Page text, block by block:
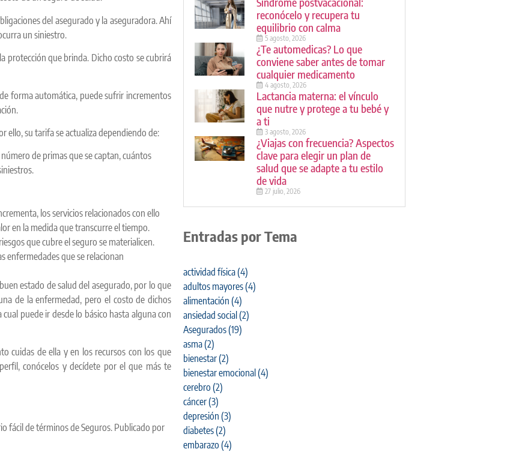
del asegurado y la aseguradora. Ahí
un siniestro.
protección que brinda. Dicho costo se cubrirá
forma automática, puede sufrir incrementos
ello, su tarifa se actualiza dependiendo de:
de primas que se captan, cuántos
los servicios relacionados con ello
en la medida que transcurre el tiempo.
que cubre el seguro se materialicen.
enfermedades que se relacionan
estado de salud del asegurado, por lo que
de la enfermedad, pero el costo de dichos
puede ir desde lo básico hasta alguna con
cuidas de ella y en los recursos con los que
conócelos y decídete por el que más te
fácil de términos de Seguros. Publicado por
reconócelo y recupera tu
equilibrio con calma
5 agosto, 2026
¿Te automedicas? Lo que
conviene saber antes de tomar
cualquier medicamento
4 agosto, 2026
Lactancia materna: el vínculo
que nutre y protege a tu bebé y
a ti
3 agosto, 2026
¿Viajas con frecuencia? Aspectos
clave para elegir un plan de
salud que se adapte a tu estilo
de vida
27 julio, 2026
Entradas por Tema
actividad física(4)
adultos mayores(4)
alimentación (4)
ansiedad social(2)
Asegurados(19)
asma(2)
bienestar(2)
bienestar emocional(4)
cerebro (2)
cáncer(3)
depresión (3)
diabetes(2)
embarazo (4)